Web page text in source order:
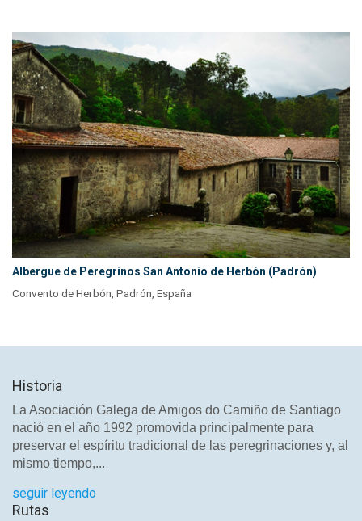
Albergue de Peregrinos San Antonio de Herbón (Padrón)
Convento de Herbón, Padrón, España
Historia
La Asociación Galega de Amigos do Camiño de Santiago
nació en el año 1992 promovida principalmente para
preservar el espíritu tradicional de las peregrinaciones y, al
mismo tiempo,...
seguir leyendo
Rutas